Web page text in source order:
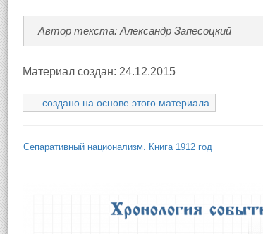
Автор текста: Александр Запесоцкий
Материал создан: 24.12.2015
создано на основе этого материала
Сепаративный национализм. Книга 1912 год